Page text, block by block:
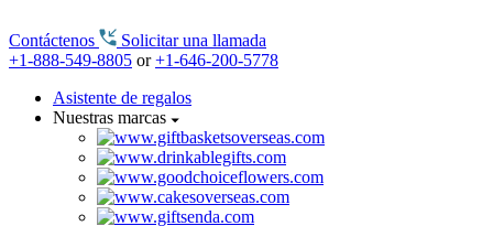
Contáctenos
Solicitar una llamada
+1-888-549-8805 or+1-646-200-5778
Asistente de regalos
Nuestras marcas